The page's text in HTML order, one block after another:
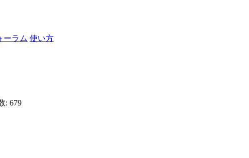
ーラム 使い方
: 679